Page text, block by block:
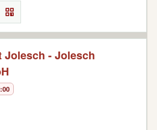
Jolesch - Jolesch